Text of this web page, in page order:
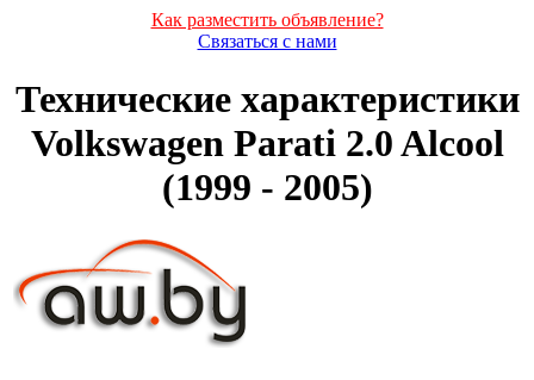
Как разместить объявление?
Связаться с нами
Технические характеристики
Volkswagen Parati 2.0 Alcool
(1999 - 2005)